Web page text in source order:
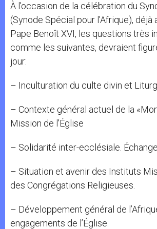
À l’occasion de la célébration du
(Synode Spécial pour l’Afrique), déjà
Pape Benoît XVI, les questions très
comme les suivantes, devraient
jour:
– Inculturation du culte divin et
– Contexte général actuel de la
Mission de l’Église
– Solidarité inter-ecclésiale.
– Situation et avenir des Instituts
des Congrégations Religieuses.
– Développement général de
engagements de l’Église.